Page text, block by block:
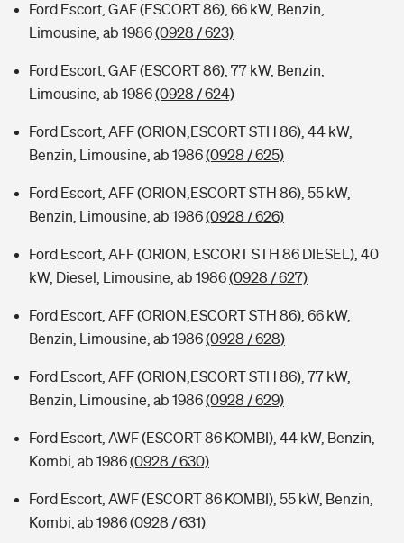
Ford Escort, GAF (ESCORT 86), 66 kW, Benzin,
Limousine, ab 1986(0928 / 623)
Ford Escort, GAF (ESCORT 86), 77 kW, Benzin,
Limousine, ab 1986(0928 / 624)
Ford Escort, AFF (ORION,ESCORT STH 86), 44 kW,
Benzin, Limousine, ab 1986(0928 / 625)
Ford Escort, AFF (ORION,ESCORT STH 86), 55 kW,
Benzin, Limousine, ab 1986(0928 / 626)
Ford Escort, AFF (ORION, ESCORT STH 86 DIESEL), 40
kW, Diesel, Limousine, ab 1986(0928 / 627)
Ford Escort, AFF (ORION,ESCORT STH 86), 66 kW,
Benzin, Limousine, ab 1986(0928 / 628)
Ford Escort, AFF (ORION,ESCORT STH 86), 77 kW,
Benzin, Limousine, ab 1986(0928 / 629)
Ford Escort, AWF (ESCORT 86 KOMBI), 44 kW, Benzin,
Kombi, ab 1986(0928 / 630)
Ford Escort, AWF (ESCORT 86 KOMBI), 55 kW, Benzin,
Kombi, ab 1986(0928 / 631)